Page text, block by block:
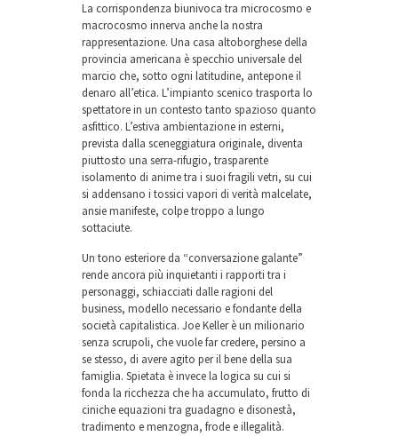
La corrispondenza biunivoca tra microcosmo e
macrocosmo innerva anche la nostra
rappresentazione. Una casa altoborghese della
provincia americana è specchio universale del
marcio che, sotto ogni latitudine, antepone il
denaro all’etica. L’impianto scenico trasporta lo
spettatore in un contesto tanto spazioso quanto
asfittico. L’estiva ambientazione in esterni,
prevista dalla sceneggiatura originale, diventa
piuttosto una serra-rifugio, trasparente
isolamento di anime tra i suoi fragili vetri, su cui
si addensano i tossici vapori di verità malcelate,
ansie manifeste, colpe troppo a lungo
sottaciute.
Un tono esteriore da “conversazione galante”
rende ancora più inquietanti i rapporti tra i
personaggi, schiacciati dalle ragioni del
business, modello necessario e fondante della
società capitalistica. Joe Keller è un milionario
senza scrupoli, che vuole far credere, persino a
se stesso, di avere agito per il bene della sua
famiglia. Spietata è invece la logica su cui si
fonda la ricchezza che ha accumulato, frutto di
ciniche equazioni tra guadagno e disonestà,
tradimento e menzogna, frode e illegalità.